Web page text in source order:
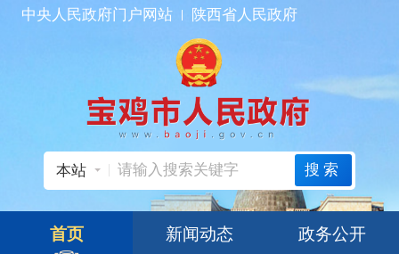
中央人民政府门户网站 陕西省人民政府
本站 搜索
首页 新闻动态 政务公开